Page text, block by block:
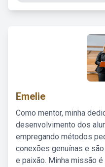
Emelie
Como mentor, minha
desenvolvimento dos
empregando métodos
conexões genuínas e
e paixão. Minha missão